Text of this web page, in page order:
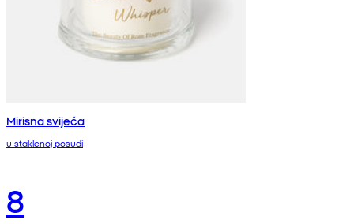
Mirisna svijeća
u staklenoj posudi
8